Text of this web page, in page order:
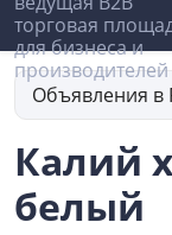
Объявления в
Калий
белый